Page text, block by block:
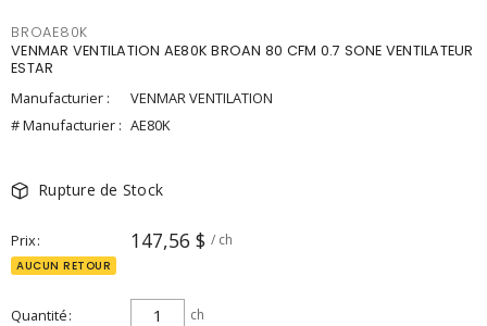
BROAE80K
VENMAR VENTILATION AE80K BROAN 80 CFM 0.7 SONE VENTILATEUR
ESTAR
Manufacturier :
VENMAR VENTILATION
# Manufacturier : AE80K
Rupture de Stock
Prix 147,56 $ / ch
AUCUN RETOUR
Quantité ch